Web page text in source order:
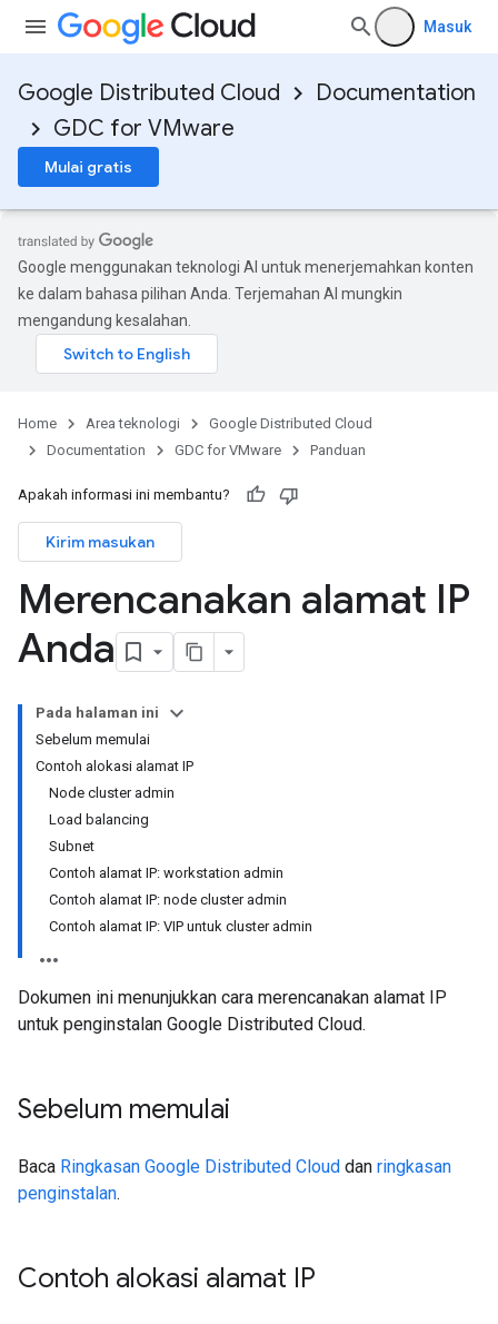
Masuk
Google Distributed Cloud
Documentation
GDC for VMware
Mulai gratis
Google menggunakan teknologi AI untuk menerjemahkan konten
ke dalam bahasa pilihan Anda. Terjemahan AI mungkin
mengandung kesalahan.
Home Area teknologi
Google Distributed Cloud
Documentation
GDC for VMware Panduan
Apakah informasi ini membantu?
Kirim masukan
Merencanakan alamat IP
Anda
Pada halaman ini
Sebelum memulai
Contoh alokasi alamat IP
Node cluster admin
Load balancing
Subnet
Contoh alamat IP: workstation admin
Contoh alamat IP: node cluster admin
Contoh alamat IP: VIP untuk cluster admin
Dokumen ini menunjukkan cara merencanakan alamat IP
untuk penginstalan Google Distributed Cloud.
Sebelum memulai
Baca Ringkasan Google Distributed Cloud dan ringkasan
penginstalan.
Contoh alokasi alamat IP